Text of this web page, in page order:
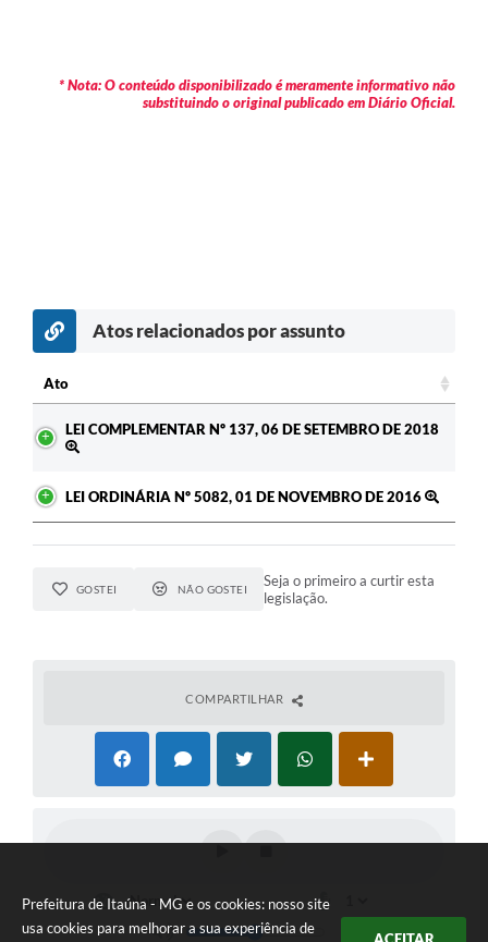
Prefeitura de Itaúna - MG e os cookies: nosso site
usa cookies para melhorar a sua experiência de
* Nota: O conteúdo disponibilizado é meramente informativo não
substituindo o original publicado em Diário Oficial.
Atos relacionados por assunto
Ato
LEI COMPLEMENTAR Nº 137, 06 DE SETEMBRO DE 2018
LEI ORDINÁRIA Nº 5082, 01 DE NOVEMBRO DE 2016
GOSTEI NÃO GOSTEI
Seja o primeiro a curtir esta
legislação.
COMPARTILHAR